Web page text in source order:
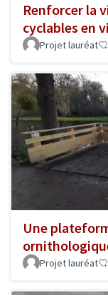
Renforcer la
cyclables en
Projet lauréat
Une
Projet lauréat